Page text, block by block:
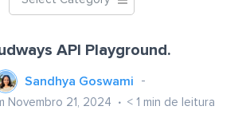
API Playground.
Sandhya Goswami
Novembro 21, 2024 < 1 min de leitura